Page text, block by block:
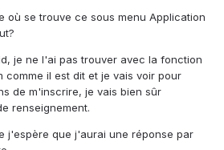
où se trouve ce sous menu Application
je ne l'ai pas trouver avec la fonction
il est dit et je vais voir pour
de m'inscrire, je vais bien sûr
renseignement.
j'espère que j'aurai une réponse par